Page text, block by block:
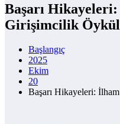
Başarı
Girişimcilik
Başlangıç
2025
Ekim
20
Başarı Hikayeleri: